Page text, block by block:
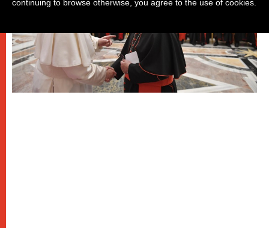
continuing to browse otherwise, you agree to the use of cookies.